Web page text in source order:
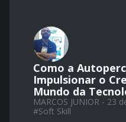
Como a
Impulsionar o
Mundo da
MARCOS JUNIOR - 23
#Soft Skill